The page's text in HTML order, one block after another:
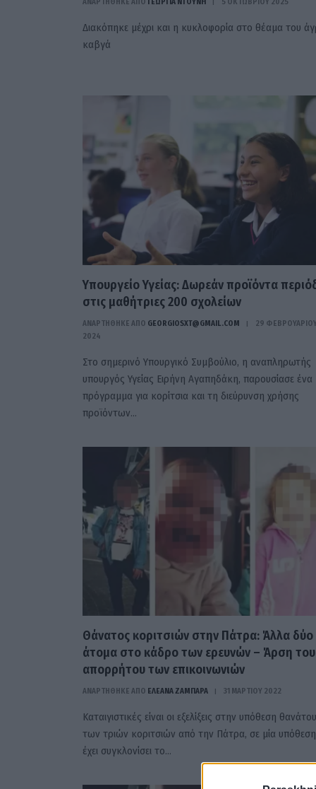
ΑΝΑΡΤΗΘΗΚΕ ΑΠΟ ΓΕΩΡΓΊΑ ΝΤΟΎΝΗ 5 ΟΚΤΩΒΡΊΟΥ 2025
Διακόπηκε μέχρι και η κυκλοφορία στο θέαμα του
καβγά
Υπουργείο Υγείας: Δωρεάν προϊόντα
στις μαθήτριες 200 σχολείων
ΑΝΑΡΤΗΘΗΚΕ ΑΠΟ GEORGIOSXT@GMAIL.COM
29 ΦΕΒΡΟΥΑΡΊΟΥ
2024
Στο σημερινό Υπουργικό Συμβούλιο, η αναπληρωτής
υπουργός Υγείας Ειρήνη Αγαπηδάκη, παρουσίασε ένα
πρόγραμμα για κορίτσια και τη διεύρυνση χρήσης
προϊόντων…
Θάνατος κοριτσιών στην Πάτρα: Άλλα δύο
άτομα στο κάδρο των ερευνών – Άρση του
απορρήτου των επικοινωνιών
ΑΝΑΡΤΗΘΗΚΕ ΑΠΟ ΕΛΕΑΝΑ ΖΑΜΠΑΡΑ 31 ΜΑΡΤΊΟΥ 2022
Καταιγιστικές είναι οι εξελίξεις στην υπόθεση θανάτου
των τριών κοριτσιών από την Πάτρα, σε μία
έχει συγκλονίσει το…